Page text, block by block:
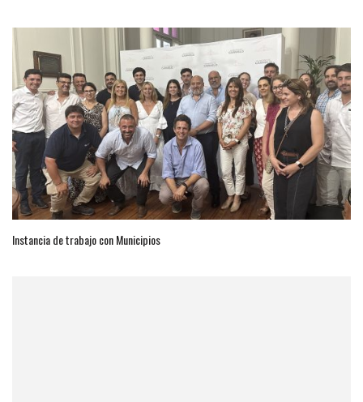
Instancia de trabajo con Municipios